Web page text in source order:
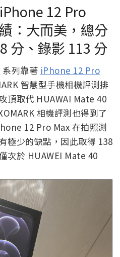
12 Pro
：大而美，總分
分、錄影 113 分
系列靠著 iPhone 12 Pro
智慧型手機相機評測排
頂取代 HUAWAI Mate 40
相機評測也得到了
12 Pro Max 在拍照測
極少的缺點，因此取得 138
次於 HUAWEI Mate 40